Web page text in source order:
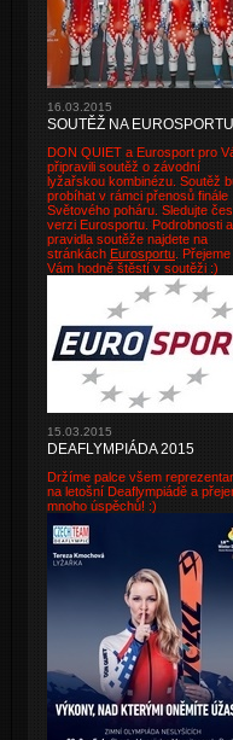
16.03.2015
SOUTĚŽ NA EUROSPORTU
DON QUIET a Eurosport pro
připravili soutěž o závodní
lyžařskou kombinézu. Soutěž
probíhat v rámci přenosů finále
Světového poháru. Sledujte
verzi Eurosportu. Podrobnosti a
pravidla soutěže najdete na
stránkách Eurosportu . Přejeme
Vám hodně štěstí v soutěži :)
15.03.2015
DEAFLYMPIÁDA 2015
Držíme palce všem
na letošní Deaflympiádě a
mnoho úspěchů! :)